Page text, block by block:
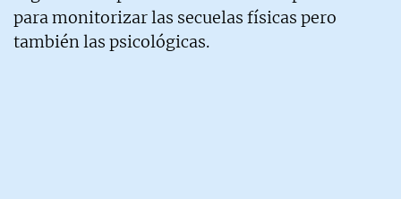
para monitorizar las secuelas físicas pero
también las psicológicas.